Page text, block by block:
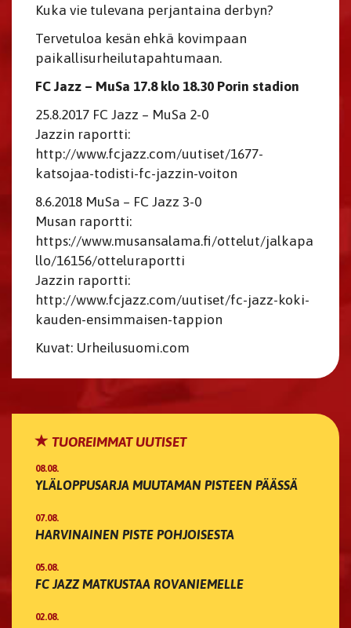
Kuka vie tulevana perjantaina derbyn?
Tervetuloa kesän ehkä kovimpaan
paikallisurheilutapahtumaan.
FC Jazz – MuSa 17.8 klo 18.30 Porin stadion
25.8.2017 FC Jazz – MuSa 2-0
Jazzin raportti:
http://www.fcjazz.com/uutiset/1677-
katsojaa-todisti-fc-jazzin-voiton
8.6.2018 MuSa – FC Jazz 3-0
Musan raportti:
https://www.musansalama.fi/ottelut/jalkapa
llo/16156/otteluraportti
Jazzin raportti:
http://www.fcjazz.com/uutiset/fc-jazz-koki-
kauden-ensimmaisen-tappion
Kuvat: Urheilusuomi.com
TUOREIMMAT UUTISET
08.08.
YLÄLOPPUSARJA MUUTAMAN PISTEEN PÄÄSSÄ
07.08.
HARVINAINEN PISTE POHJOISESTA
05.08.
FC JAZZ MATKUSTAA ROVANIEMELLE
02.08.